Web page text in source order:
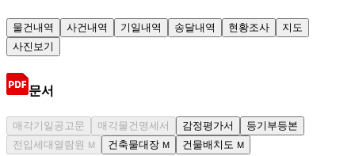
물건내역 사건내역 기일내역 송달내역 현황조사
지도
사진보기
문서
매각기일공고문 매각물건명세서 감정평가서
등기부등본
전입세대열람원
M 건축물대장 M 건물배치도 M